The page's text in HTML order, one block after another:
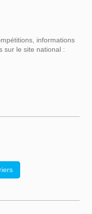
informations
sur le site national :